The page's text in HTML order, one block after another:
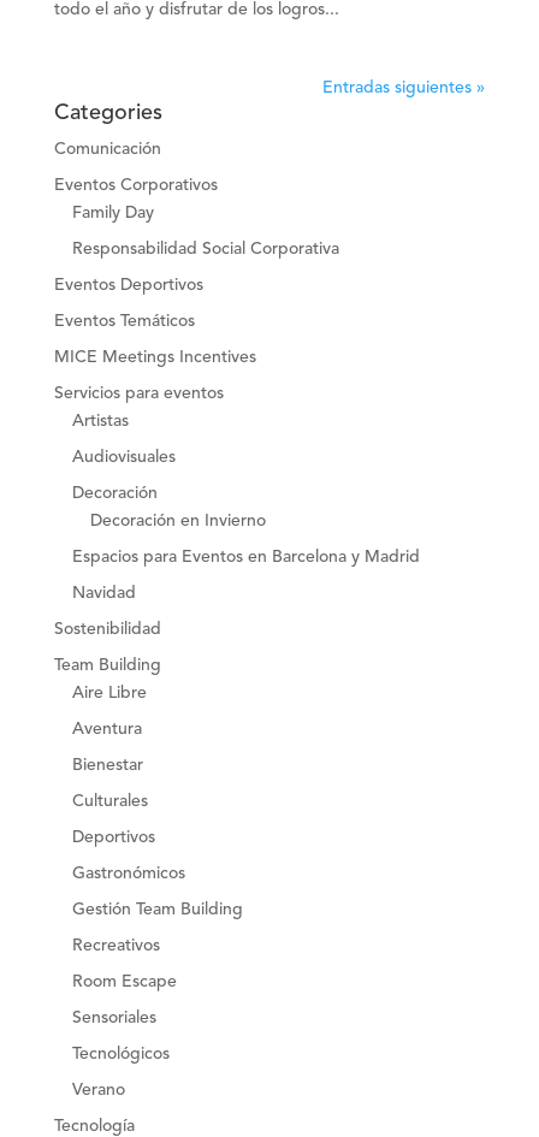
todo el año y disfrutar de los logros...
Entradas siguientes »
Categories
Comunicación
Eventos Corporativos
Family Day
Responsabilidad Social Corporativa
Eventos Deportivos
Eventos Temáticos
MICE Meetings Incentives
Servicios para eventos
Artistas
Audiovisuales
Decoración
Decoración en Invierno
Espacios para Eventos en Barcelona y Madrid
Navidad
Sostenibilidad
Team Building
Aire Libre
Aventura
Bienestar
Culturales
Deportivos
Gastronómicos
Gestión Team Building
Recreativos
Room Escape
Sensoriales
Tecnológicos
Verano
Tecnología